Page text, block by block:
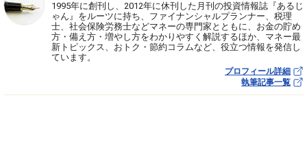
1995年に創刊し、2012年に休刊した月刊の投資情報誌『あるじ
ゃん』をルーツに持ち、ファイナンシャルプランナー、税理
士、社会保険労務士などマネーの専門家とともに、お金の貯め
方・備え方・増やし方をわかりやすく解説するほか、マネー最
新トピックス、おトク・節約コラムなど、役立つ情報を発信し
ています。
プロフィール詳細
執筆記事一覧